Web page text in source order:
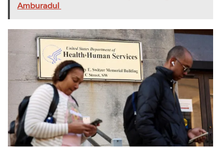
Amburadul